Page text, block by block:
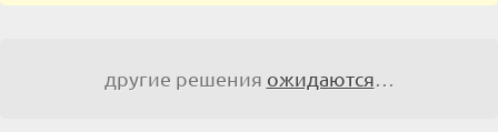
другие решения ожидаются